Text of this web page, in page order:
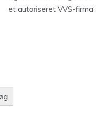
et autoriseret VVS-firma